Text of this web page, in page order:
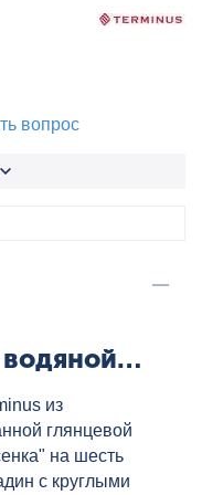
вопрос
из
глянцевой
на шесть
с круглыми